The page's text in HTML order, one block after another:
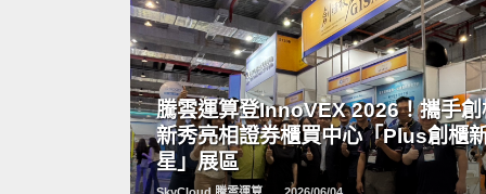
騰雲運算登InnoVEX 2026！攜手創
新秀亮相證券櫃買中心「Plus創櫃
星」展區
READ
MORE